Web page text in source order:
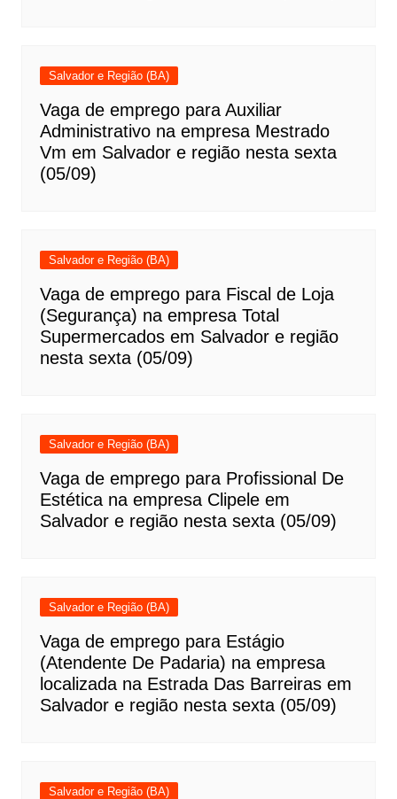
Salvador e Região (BA)
Vaga de emprego para Auxiliar
Administrativo na empresa Mestrado
Vm em Salvador e região nesta sexta
(05/09)
Salvador e Região (BA)
Vaga de emprego para Fiscal de Loja
(Segurança) na empresa Total
Supermercados em Salvador e região
nesta sexta (05/09)
Salvador e Região (BA)
Vaga de emprego para Profissional De
Estética na empresa Clipele em
Salvador e região nesta sexta (05/09)
Salvador e Região (BA)
Vaga de emprego para Estágio
(Atendente De Padaria) na empresa
localizada na Estrada Das Barreiras em
Salvador e região nesta sexta (05/09)
Salvador e Região (BA)